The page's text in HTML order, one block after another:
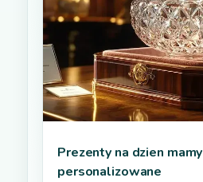
Prezenty na dzien mamy
personalizowane